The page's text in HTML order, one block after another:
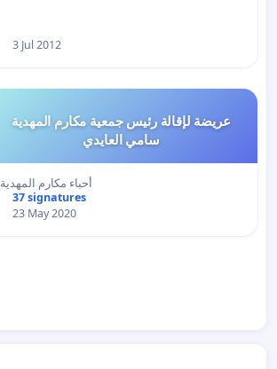
3 Jul 2012
عريضة لإقالة رئيس جمعية مكارم المهدية
سامي العايدي
أحباء مكارم المهدية
37 signatures
23 May 2020